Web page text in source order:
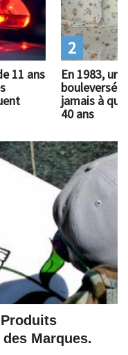
11 ans
En 1983, un
bouleversé
jamais à
40 ans
2
Marques.